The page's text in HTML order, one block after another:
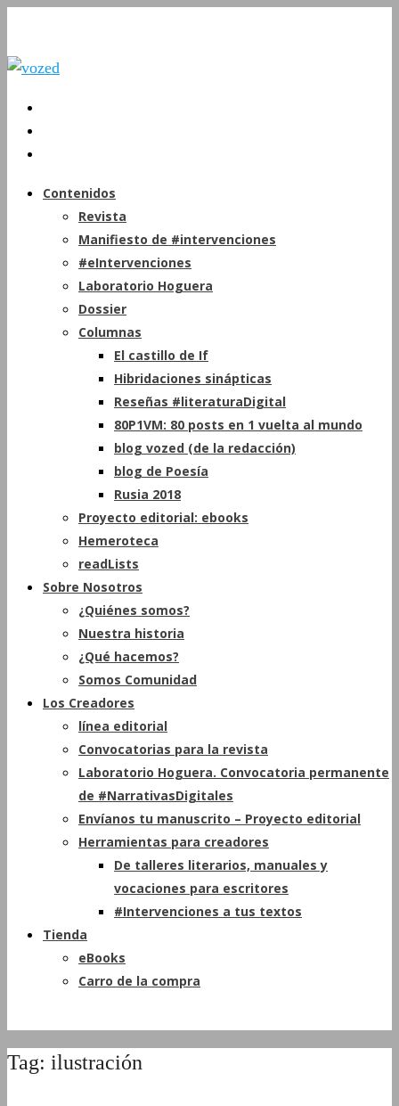
Contenidos
Revista
Manifiesto de #intervenciones
#eIntervenciones
Laboratorio Hoguera
Dossier
Columnas
El castillo de If
Hibridaciones sinápticas
Reseñas #literaturaDigital
80P1VM: 80 posts en 1 vuelta al mundo
blog vozed (de la redacción)
blog de Poesía
Rusia 2018
Proyecto editorial: ebooks
Hemeroteca
readLists
Sobre Nosotros
¿Quiénes somos?
Nuestra historia
¿Qué hacemos?
Somos Comunidad
Los Creadores
línea editorial
Convocatorias para la revista
Laboratorio Hoguera. Convocatoria permanente
de #NarrativasDigitales
Envíanos tu manuscrito – Proyecto editorial
Herramientas para creadores
De talleres literarios, manuales y
vocaciones para escritores
#Intervenciones a tus textos
Tienda
eBooks
Carro de la compra
Tag: ilustración